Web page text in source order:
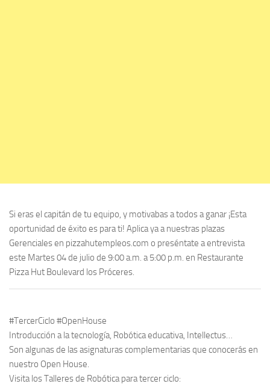
Si eras el capitán de tu equipo, y motivabas a todos a ganar ¡Esta
oportunidad de éxito es para ti! Aplica ya a nuestras plazas
Gerenciales en pizzahutempleos.com o preséntate a entrevista
este Martes 04 de julio de 9:00 a.m. a 5:00 p.m. en Restaurante
Pizza Hut Boulevard los Próceres.
#TercerCiclo #OpenHouse
Introducción a la tecnología, Robótica educativa, Intellectus…
Son algunas de las asignaturas complementarias que conocerás en
nuestro Open House.
Visita los Talleres de Robótica para tercer ciclo: